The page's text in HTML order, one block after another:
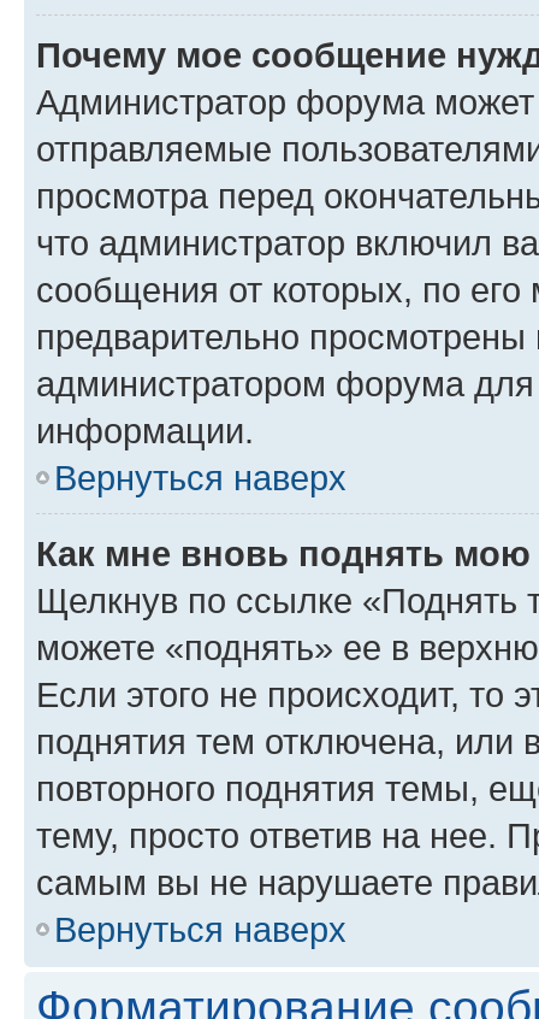
Почему мое сообщение
Администратор форума
отправляемые
просмотра перед
что администратор включил
сообщения от которых, по
предварительно
администратором форума
информации.
Вернуться наверх
Как мне вновь поднять мою
Щелкнув по ссылке «Поднять
можете «поднять» ее в
Если этого не происходит, то
поднятия тем отключена, или
повторного поднятия темы,
тему, просто ответив на нее.
самым вы не нарушаете
Вернуться наверх
Форматирование